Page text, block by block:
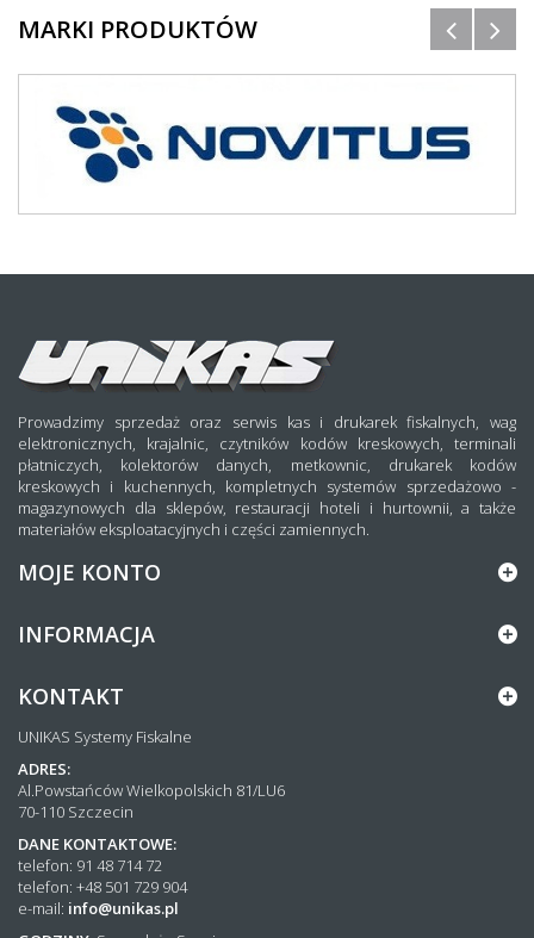
MARKI PRODUKTÓW
Prowadzimy sprzedaż oraz serwis kas i drukarek fiskalnych, wag
elektronicznych, krajalnic, czytników kodów kreskowych, terminali
płatniczych, kolektorów danych, metkownic, drukarek kodów
kreskowych i kuchennych, kompletnych systemów sprzedażowo -
magazynowych dla sklepów, restauracji hoteli i hurtownii, a także
materiałów eksploatacyjnych i części zamiennych.
MOJE KONTO
INFORMACJA
KONTAKT
UNIKAS Systemy Fiskalne
ADRES:
Al.Powstańców Wielkopolskich 81/LU6
70-110 Szczecin
DANE KONTAKTOWE:
telefon: 91 48 714 72
telefon: +48 501 729 904
e-mail: info@unikas.pl